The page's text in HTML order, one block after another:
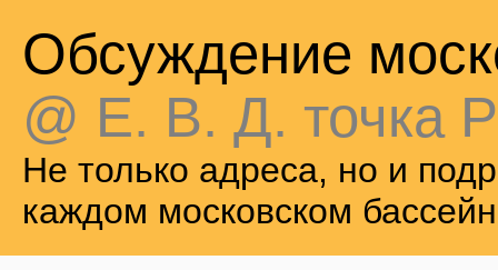
Обсуждение
@ Е. В. Д. точка
Не только адреса, но и
каждом московском